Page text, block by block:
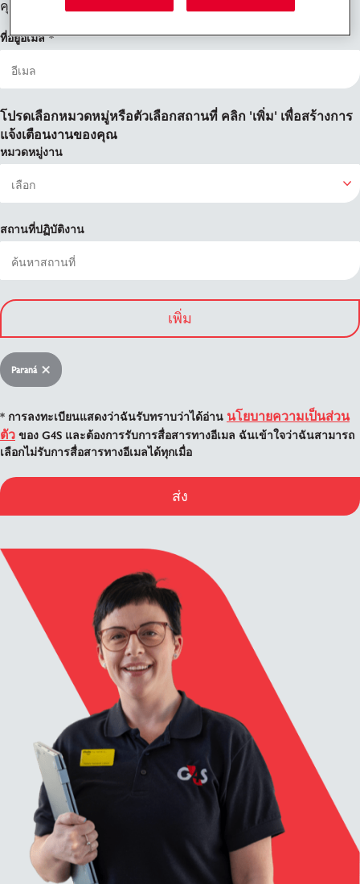
คุณทราบเมื่อมีตำแหน่งงานว่าง
ที่อยู่อีเมล
โปรดเลือกหมวดหมู่หรือตัวเลือกสถานที่ คลิก 'เพิ่ม' เพื่อสร้างการ
แจ้งเตือนงานของคุณ
หมวดหมู่งาน
สถานที่ปฏิบัติงาน
เพิ่ม
Paraná
* การลงทะเบียนแสดงว่าฉันรับทราบว่าได้อ่าน นโยบายความเป็นส่วน
ตัว ของ G4S และต้องการรับการสื่อสารทางอีเมล ฉันเข้าใจว่าฉันสามารถ
เลือกไม่รับการสื่อสารทางอีเมลได้ทุกเมื่อ
ส่ง